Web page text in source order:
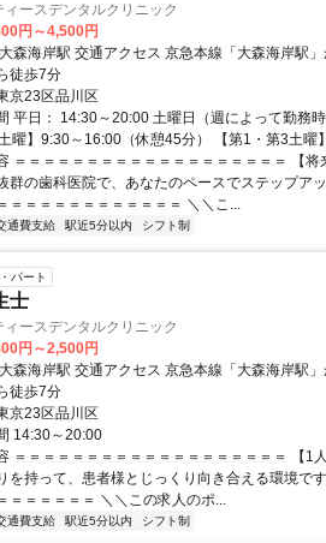
ィースデンタルクリニック
円～4,500円
本線「大森海岸駅」から徒歩約2分 JR「大森
徒歩7分
京23区品川区
平日： 14:30～20:00 土曜日（週によって勤務
曜】9:30～16:00（休憩45分） 【第1・第3土曜
＝＝＝＝＝＝＝＝＝＝＝＝＝＝＝＝＝＝＝ 【将
群の歯科医院で、あなたのペースでステップア
＝＝＝＝＝＝＝＝＝＝＝＝ ＼＼こ...
通費支給 駅近5分以内 シフト制
パート
士
ィースデンタルクリニック
円～2,500円
本線「大森海岸駅」から徒歩約2分 JR「大森
徒歩7分
京23区品川区
14:30～20:00
＝＝＝＝＝＝＝＝＝＝＝＝＝＝＝＝＝＝＝ 【1
を持って、患者様とじっくり向き合える環境で
＝＝＝＝＝＝ ＼＼この求人のポ...
通費支給 駅近5分以内 シフト制